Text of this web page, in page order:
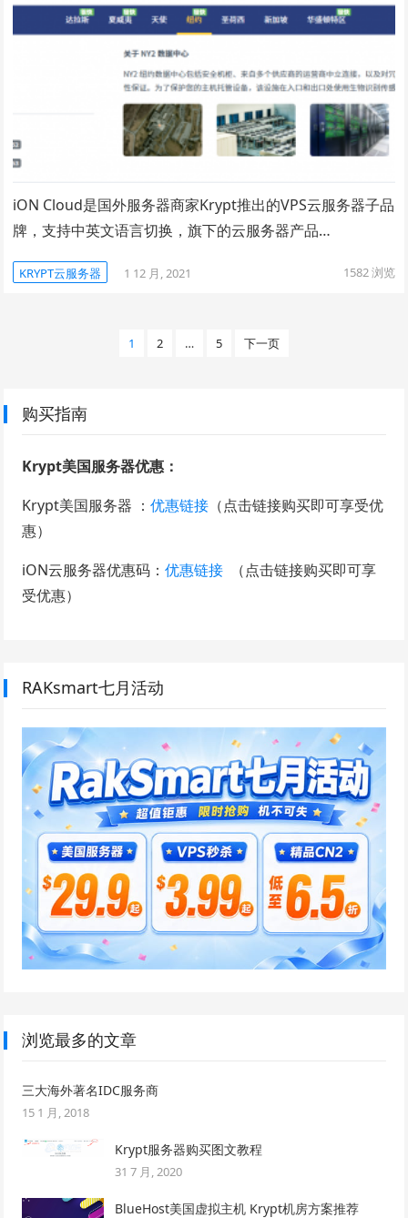
iON Cloud是国外服务器商家Krypt推出的VPS云服务器子品
牌，支持中英文语言切换，旗下的云服务器产品…
KRYPT云服务器 1 12 月, 2021 1582浏览
页
1 2 … 5 下一页
购买指南
Krypt美国服务器优惠：
Krypt美国服务器 ：优惠链接 （点击链接购买即可享受优
惠）
iON云服务器优惠码：优惠链接 （点击链接购买即可享
受优惠）
RAKsmart七月活动
浏览最多的文章
三大海外著名IDC服务商
15 1 月, 2018
Krypt服务器购买图文教程
31 7 月, 2020
BlueHost美国虚拟主机 Krypt机房方案推荐